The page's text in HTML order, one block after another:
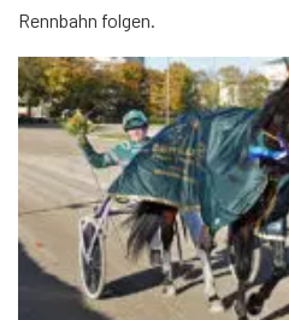
Rennbahn folgen.